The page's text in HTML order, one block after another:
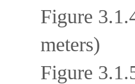
Figure
meters)
Figure